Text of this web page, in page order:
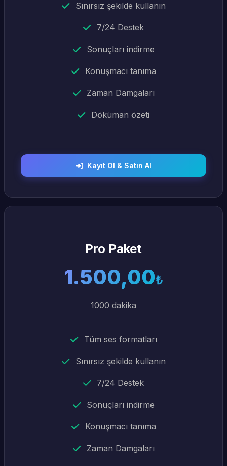
Sınırsız şekilde kullanın
7/24 Destek
Sonuçları indirme
Konuşmacı tanıma
Zaman Damgaları
Döküman özeti
Kayıt Ol & Satın Al
Pro Paket
1.500,00₺
1000 dakika
Tüm ses formatları
Sınırsız şekilde kullanın
7/24 Destek
Sonuçları indirme
Konuşmacı tanıma
Zaman Damgaları